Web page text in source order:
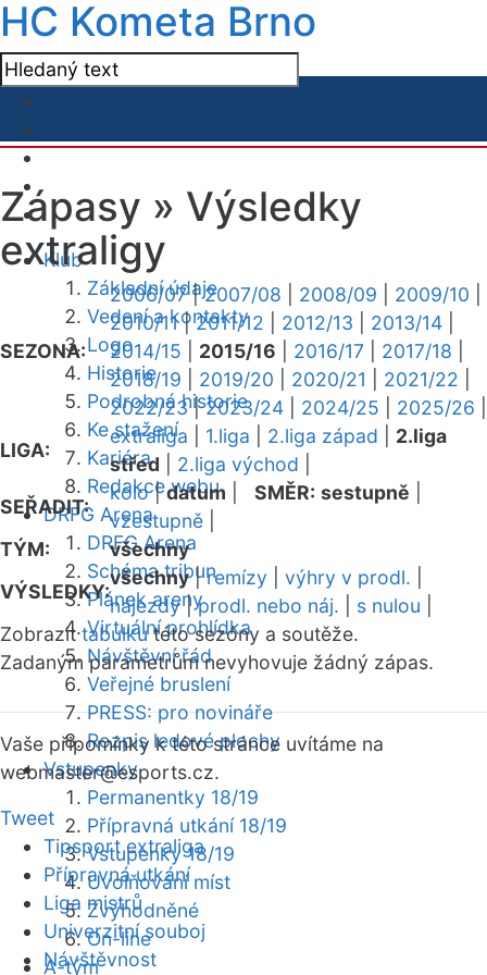
HC Kometa Brno
Klub
Základní údaje
Vedení a kontakty
Logo
Historie
Podrobná historie
Ke stažení
Kariéra
Redakce webu
DRFG Arena
DRFG Arena
Schéma tribun
Plánek areny
Virtuální prohlídka
Návštěvní řád
Veřejné bruslení
PRESS: pro novináře
Rozpis ledové plochy
Vstupenky
Permanentky 18/19
Přípravná utkání 18/19
Vstupenky 18/19
Uvolňování míst
Zvýhodněné
On-line
A-tým
Zápasy » Výsledky
extraligy
SEZONA:
2006/07|2007/08 2008/09 2009/10
2010/11|2011/12 2012/13 2013/14
2014/15
2015/16 2016/17 2017/18
2018/19
2019/20 2020/21 2021/22
2022/23|2023/24 2024/25 2025/26
LIGA:
extraliga 1.liga 2.liga západ
2.liga
střed
2.liga východ
SEŘADIT:
kolo|datum SMĚR: sestupně
vzestupně
TÝM:
všechny
VÝSLEDKY:
všechny|remízy výhry v prodl.
nájezdy|prodl. nebo náj. s nulou
Zobrazittabulkutéto sezóny a soutěže.
Zadaným parametrům nevyhovuje žádný zápas.
Vaše připomínky k této stránce uvítáme na
webmaster@esports.cz.
Tweet
Tipsport extraliga
Přípravná utkání
Liga mistrů
Univerzitní souboj
Návštěvnost